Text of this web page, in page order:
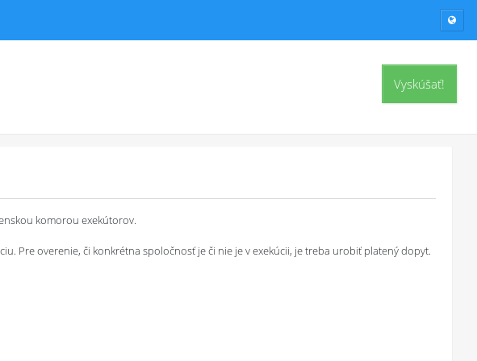
Vyskúšať!
komorou exekútorov.
Pre overenie, či konkrétna spoločnosť je či nie je v exekúcii, je treba urobiť platený dopyt.